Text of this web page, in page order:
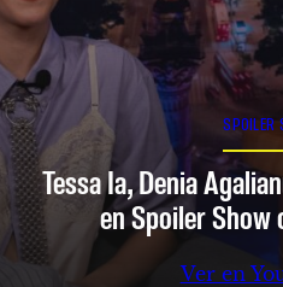
SPOILER
Tessa Ia, Denia
en Spoiler Show
Ver en